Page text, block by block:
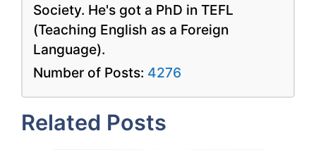
Society. He's got a PhD in TEFL
(Teaching English as a Foreign
Language).
Number of Posts: 4276
Related Posts